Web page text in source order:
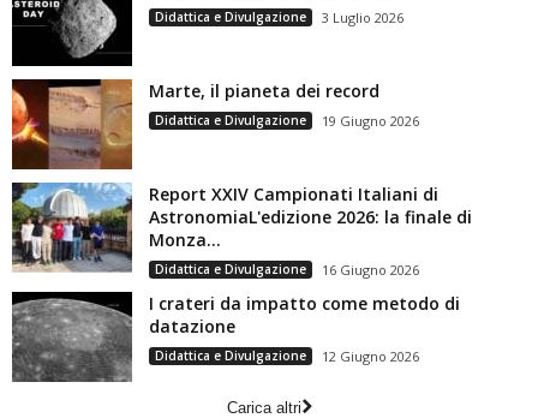
Didattica e Divulgazione 3 Luglio 2026
Marte, il pianeta dei record
Didattica e Divulgazione 19 Giugno 2026
Report XXIV Campionati Italiani di
AstronomiaL'edizione 2026: la finale di
Monza...
Didattica e Divulgazione 16 Giugno 2026
I crateri da impatto come metodo di
datazione
Didattica e Divulgazione 12 Giugno 2026
Carica altri